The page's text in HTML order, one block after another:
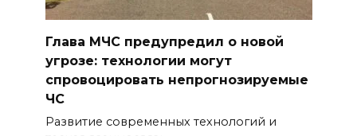
Глава МЧС предупредил о новой
угрозе: технологии могут
спровоцировать непрогнозируемые
ЧС
Развитие современных технологий и